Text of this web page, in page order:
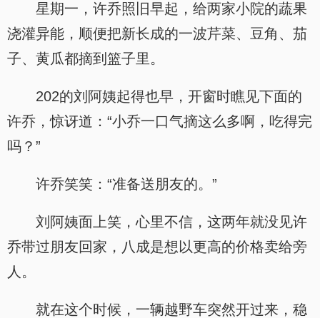
星期一，许乔照旧早起，给两家小院的蔬果
浇灌异能，顺便把新长成的一波芹菜、豆角、茄
子、黄瓜都摘到篮子里。
202的刘阿姨起得也早，开窗时瞧见下面的
许乔，惊讶道：“小乔一口气摘这么多啊，吃得完
吗？”
许乔笑笑：“准备送朋友的。”
刘阿姨面上笑，心里不信，这两年就没见许
乔带过朋友回家，八成是想以更高的价格卖给旁
人。
就在这个时候，一辆越野车突然开过来，稳